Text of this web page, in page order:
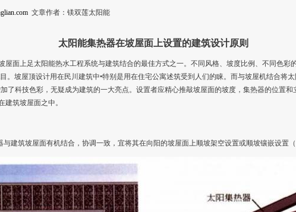
文章作者：镁双莲太阳能
太阳能集热器在坡屋面上设置的建筑设计原则
屋面上足太阳能热水工程系统与建筑结合的最佳方式之一。不同 风格、坡度比例、不 同色彩
目。 坡屋顶设计用在民川建筑中•特别 是用在住宅公寓述筑受到人们的睐。 而与坡屋机结合将太
了科技色彩，无疑成为建筑的一大亮点。设置者应精心推敲坡屋面的坡度， 集热器的位置和
建筑坡屋面之中。
与建筑坡屋面有机结合，协调一致，宜将其在向阳的坡屋面上顺坡架空设置或顺坡镶嵌设置